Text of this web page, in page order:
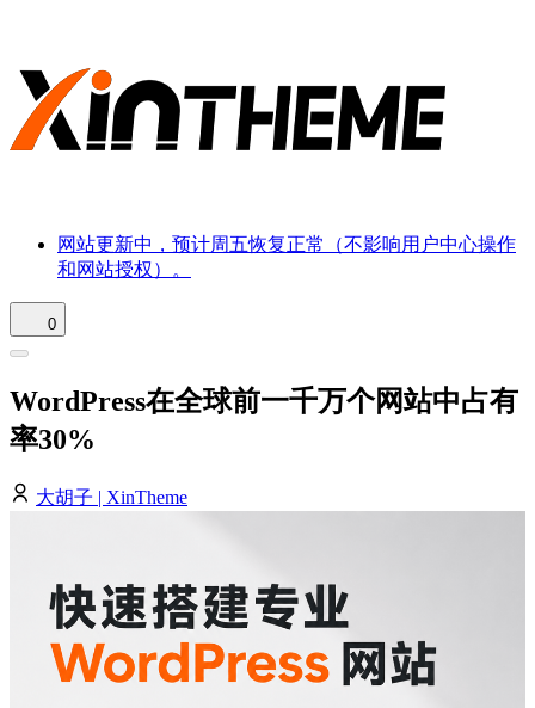
网站更新中，预计周五恢复正常（不影响用户中心操作
和网站授权）。
0
WordPress在全球前一千万个网站中占有
率30%
大胡子 | XinTheme